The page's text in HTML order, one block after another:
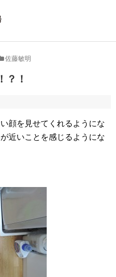
佐藤敏明
？！
顔を見せてくれるようにな
近いことを感じるようにな